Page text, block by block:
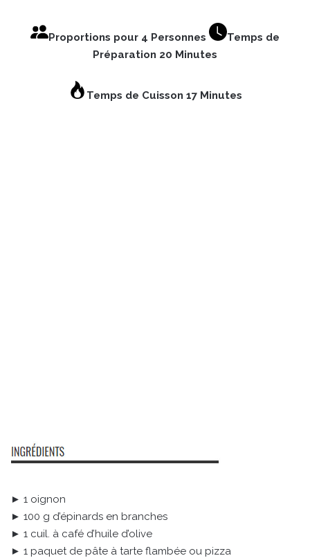
Proportions pour 4 Personnes
Temps de
Préparation 20 Minutes
Temps de Cuisson 17 Minutes
► 1 oignon
► 100 g d’épinards en branches
► 1 cuil. à café d’huile d’olive
► 1 paquet de pâte à tarte flambée ou pizza